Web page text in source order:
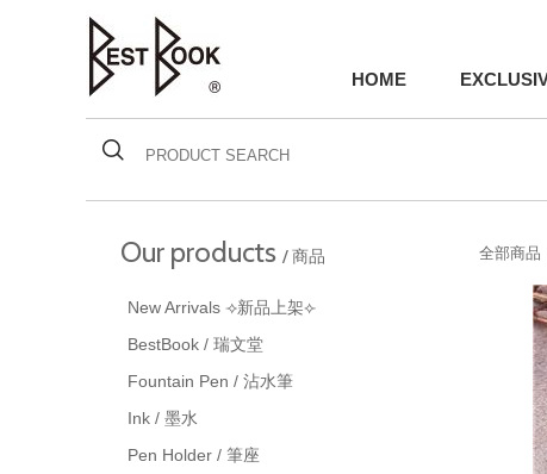
HOME
Our products/ 商品
New Arrivals ⟢新品上架⟣
BestBook / 瑞文堂
Fountain Pen / 沾水筆
Ink / 墨水
Pen Holder / 筆座
全部商